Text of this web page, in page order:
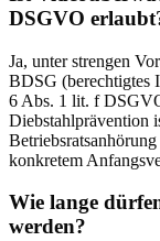
DSGVO
Ja, unter strengen
BDSG (berechtigtes
6 Abs. 1 lit. f
Diebstahlprävention
konkretem
Wie lange
werden?